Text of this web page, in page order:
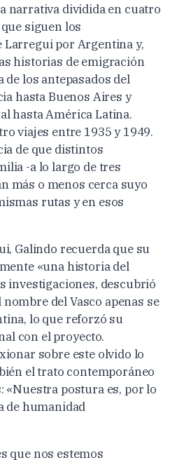
narrativa dividida en cuatro
siguen los
Larregui por Argentina y,
historias de emigración
los antepasados del
hasta Buenos Aires y
hasta América Latina.
viajes entre 1935 y 1949.
de que distintos
-a lo largo de tres
más o menos cerca suyo
rutas y en esos
Galindo recuerda que su
«una historia del
investigaciones, descubrió
del Vasco apenas se
lo que reforzó su
con el proyecto.
sobre este olvido lo
el trato contemporáneo
«Nuestra postura es, por lo
de humanidad
que nos estemos